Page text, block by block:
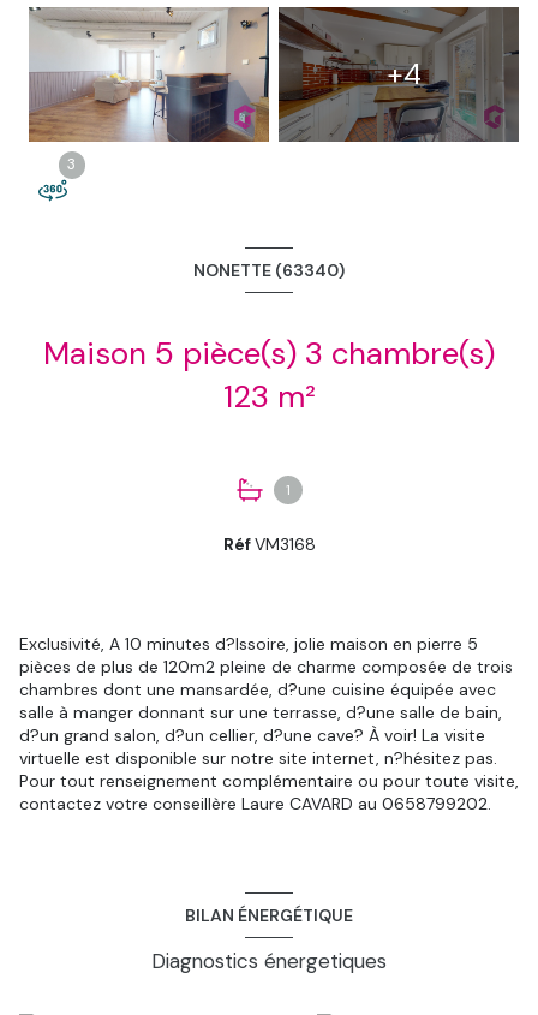
+4
3
3
NONETTE (63340)
Maison 5 pièce(s) 3 chambre(s)
123 m²
1
RéfVM3168
Exclusivité, A 10 minutes d?Issoire, jolie maison en pierre 5
pièces de plus de 120m2 pleine de charme composée de trois
chambres dont une mansardée, d?une cuisine équipée avec
salle à manger donnant sur une terrasse, d?une salle de bain,
d?un grand salon, d?un cellier, d?une cave? À voir! La visite
virtuelle est disponible sur notre site internet, n?hésitez pas.
Pour tout renseignement complémentaire ou pour toute visite,
contactez votre conseillère Laure CAVARD au 0658799202.
BILAN ÉNERGÉTIQUE
Diagnostics énergetiques